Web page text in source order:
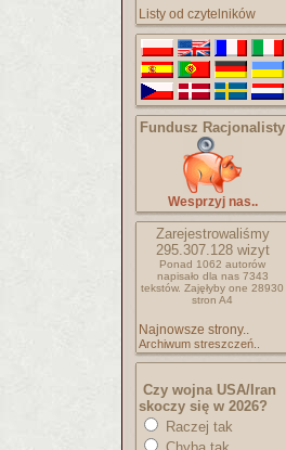
Listy od czytelników
Fundusz Racjonalisty
Wesprzyj nas..
Zarejestrowaliśmy
295.307.128wizyt
Ponad 1062 autorów
napisało dla nas 7343
tekstów. Zajęłyby one 28930
stron A4
Najnowsze strony..
Archiwum streszczeń..
Czy wojna USA/Iran
skoczy się w 2026?
Raczej tak